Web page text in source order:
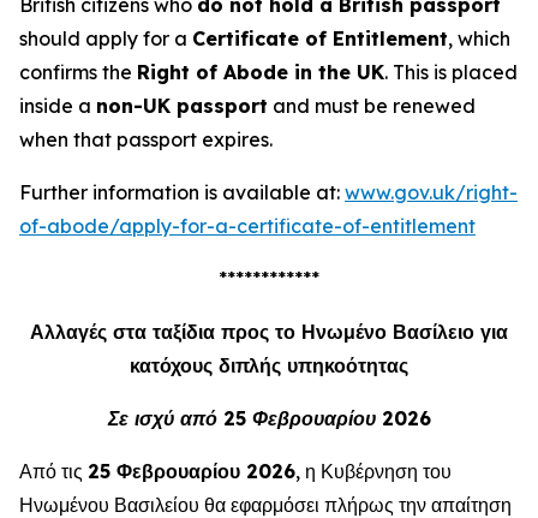
British citizens who do not hold a British passport
should apply for a Certificate of Entitlement, which
confirms the Right of Abode in the UK. This is placed
inside a non-UK passport and must be renewed
when that passport expires.
Further information is available at: www.gov.uk/right-
of-abode/apply-for-a-certificate-of-entitlement
************
Αλλαγές στα ταξίδια προς το Ηνωμένο Βασίλειο για
κατόχους διπλής υπηκοότητας
Σε ισχύ από 25 Φεβρουαρίου 2026
Από τις 25 Φεβρουαρίου 2026, η Κυβέρνηση του
Ηνωμένου Βασιλείου θα εφαρμόσει πλήρως την απαίτηση